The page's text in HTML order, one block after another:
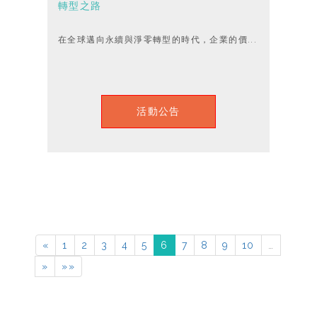
轉型之路
在全球邁向永續與淨零轉型的時代，企業的價...
活動公告
« 1 2 3 4 5 6 7 8 9 10
»
»»